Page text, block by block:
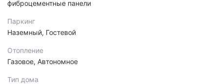
фиброцементные панели
Паркинг
Наземный, Гостевой
Отопление
Газовое, Автономное
Тип дома